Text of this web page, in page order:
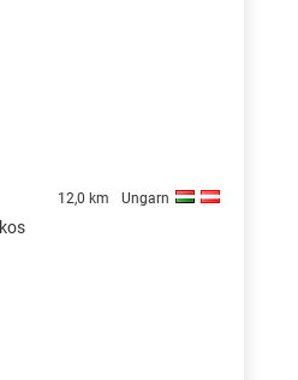
12,0 km Ungarn